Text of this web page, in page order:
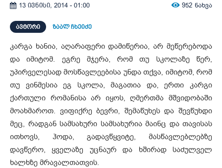
13 ივნისი, 2014 - 01:00 952 ნახვა
ᲐᲕᲢᲝᲠᲘ ზაალ ჩხეიძე
კარგა ხანია, აღარაფერი დამიწერია, არ მეწერებოდა
და იმიტომ. ეგრე მჯერა, რომ თუ სკოლაზე წერ,
უპირველესად მოსწავლეებისა უნდა თქვა, იმიტომ, რომ
თუ ვინმესია ეგ სკოლა, მაგათია და, ერთი კარგი
ქართული რომანისა არ იყოს, ღმერთმა მშვიდობაში
მოახმაროთ. ვიფიქრე ბევრი, შემაწუხეს და შევწუხდი
მეც, რადგან სამსახური სამსახურია მაინც და თავისას
ითხოვს, ჰოდა, გადავწყვიტე, მასწავლებლებზე
დავწერო, ყველაზე უცნაურ და ხშირად საძულველ
ხალხზე მრავალთათვის.